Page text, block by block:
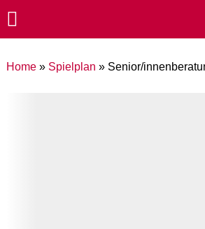
Home» Spielplan » Senior/